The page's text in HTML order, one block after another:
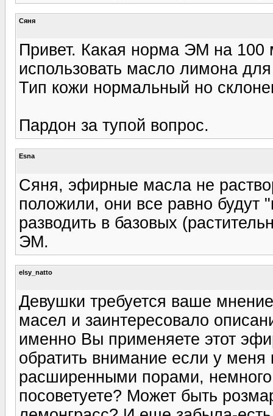
Сяня
Привет. Какая норма ЭМ на
использовать масло лимона
Тип кожи нормальный но
Пардон за тупой вопрос.
Esna
Сяня, эфирные масла не
положили, они все равно будут
разводить в базовых
ЭМ.
elsy_natto
Девушки требуется ваше
масел и заинтересовало
именно Вы применяете этот
обратить внимание если у
расширенными порами,
посоветуете? Может быть